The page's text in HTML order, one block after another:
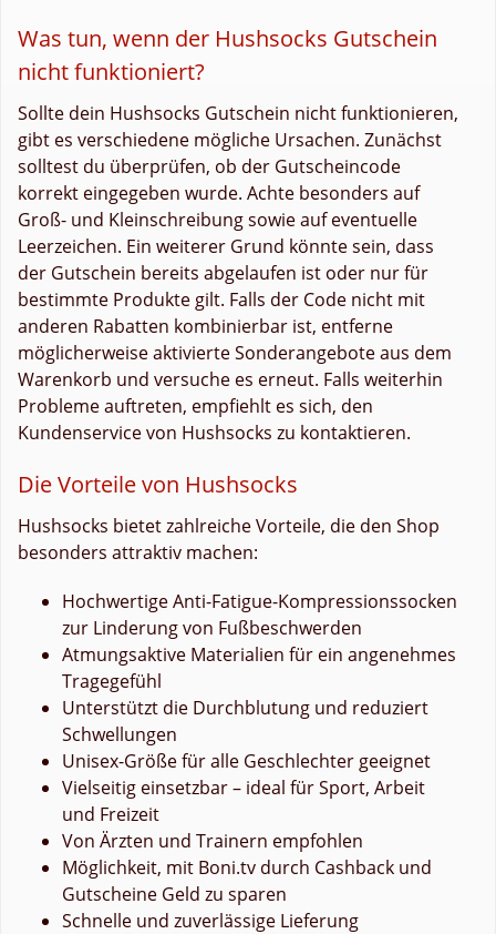
Was tun, wenn der Hushsocks Gutschein
nicht funktioniert?
Sollte dein Hushsocks Gutschein nicht funktionieren,
gibt es verschiedene mögliche Ursachen. Zunächst
solltest du überprüfen, ob der Gutscheincode
korrekt eingegeben wurde. Achte besonders auf
Groß- und Kleinschreibung sowie auf eventuelle
Leerzeichen. Ein weiterer Grund könnte sein, dass
der Gutschein bereits abgelaufen ist oder nur für
bestimmte Produkte gilt. Falls der Code nicht mit
anderen Rabatten kombinierbar ist, entferne
möglicherweise aktivierte Sonderangebote aus dem
Warenkorb und versuche es erneut. Falls weiterhin
Probleme auftreten, empfiehlt es sich, den
Kundenservice von Hushsocks zu kontaktieren.
Die Vorteile von Hushsocks
Hushsocks bietet zahlreiche Vorteile, die den Shop
besonders attraktiv machen:
Hochwertige Anti-Fatigue-Kompressionssocken
zur Linderung von Fußbeschwerden
Atmungsaktive Materialien für ein angenehmes
Tragegefühl
Unterstützt die Durchblutung und reduziert
Schwellungen
Unisex-Größe für alle Geschlechter geeignet
Vielseitig einsetzbar – ideal für Sport, Arbeit
und Freizeit
Von Ärzten und Trainern empfohlen
Möglichkeit, mit Boni.tv durch Cashback und
Gutscheine Geld zu sparen
Schnelle und zuverlässige Lieferung